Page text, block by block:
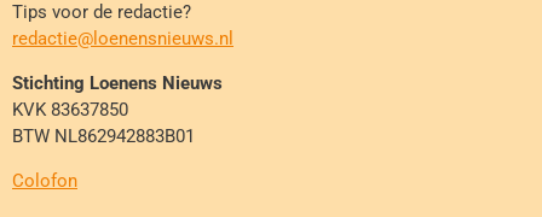
Tips voor de redactie?
redactie@loenensnieuws.nl
Stichting Loenens Nieuws
KVK 83637850
BTW NL862942883B01
Colofon